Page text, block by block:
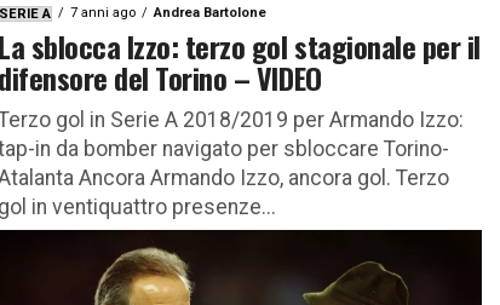
SERIE A 7 anni ago Andrea Bartolone
La sblocca Izzo: terzo gol stagionale per il
difensore del Torino – VIDEO
gol in Serie A 2018/2019 per Armando Izzo:
in da bomber navigato per sbloccare Torino-
Ancora Armando Izzo, ancora gol. Terzo
gol in ventiquattro presenze...